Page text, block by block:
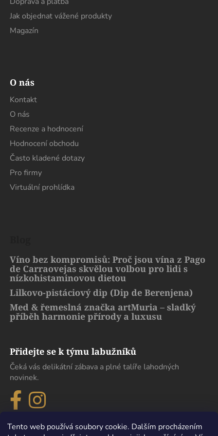
Tento web používá soubory cookie. Dalším procházením
Jak objednat vážené produkty
Magazín
O nás
Kontakt
O nás
Recenze a hodnocení
Hodnocení obchodu
Často kladené dotazy
Pro firmy
Virtuální prohlídka
Víno bez kompromisů: Proč jsou vína z Pago
de Carraovejas skvělou volbou pro lidi s
nízkohistaminovou dietou
Lilkovo-pistáciový dip (Dip de Berenjena)
Med & řemeslná značka artMuria – sladký
příběh harmonie přírody a luxusu
Přidejte se k týmu labužníků
Čeká vás delikátní zábava a plné talíře lahodných
novinek.